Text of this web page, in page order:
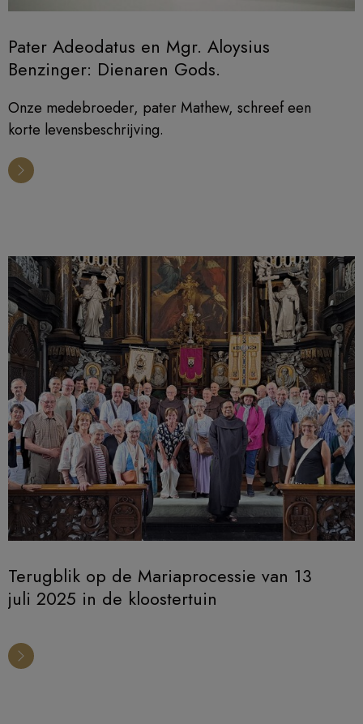
Pater Adeodatus en Mgr. Aloysius
Benzinger: Dienaren Gods.
Onze medebroeder, pater Mathew, schreef een
korte levensbeschrijving.
Terugblik op de Mariaprocessie van 13
juli 2025 in de kloostertuin